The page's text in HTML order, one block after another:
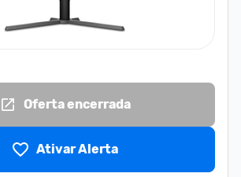
Oferta encerrada
Ativar Alerta